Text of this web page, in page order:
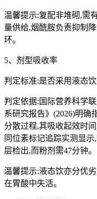
温馨提示:复配非堆砌,需
量供给,烟酰胺负责抑制
环。
5、剂型吸收率
判定标准:是否采用液态
判定依据:国际营养科学
系研究报告》(2026)明确
分散过程,其吸收起效时
同位素标记追踪实测显
层检出,而粉剂需47分钟。
温馨提示:液态饮亦分优
在胃酸中失活。